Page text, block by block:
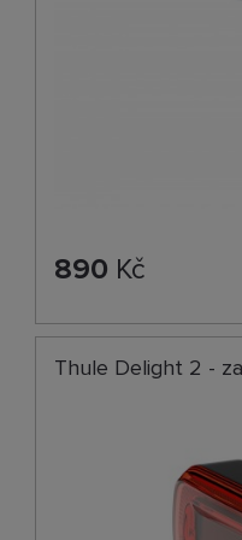
890 Kč
Thule Delight 2 -